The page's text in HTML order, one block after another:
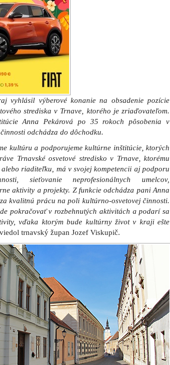
vyhlásil výberové konanie na obsadenie pozície
strediska v Trnave, ktorého je zriaďovateľom.
Anna Pekárová po 35 rokoch pôsobenia v
odchádza do dôchodku.
kultúru a podporujeme kultúrne inštitúcie, ktorých
Trnavské osvetové stredisko v Trnave, ktorému
riaditeľku, má v svojej kompetencii aj podporu
sieťovanie neprofesionálnych umelcov,
aktivity a projekty. Z funkcie odchádza pani Anna
kvalitnú prácu na poli kultúrno-osvetovej činnosti.
pokračovať v rozbehnutých aktivitách a podarí sa
vďaka ktorým bude kultúrny život v kraji ešte
trnavský župan Jozef Viskupič.